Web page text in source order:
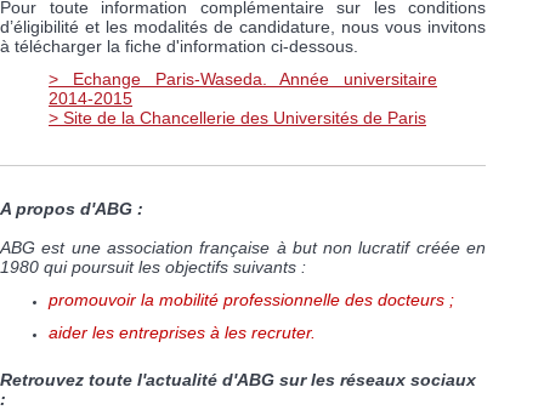
Pour toute information complémentaire sur les conditions
d’éligibilité et les modalités de candidature, nous vous invitons
à télécharger la fiche d'information ci-dessous.
> Echange Paris-Waseda. Année universitaire
2014-2015
> Site de la Chancellerie des Universités de Paris
A propos d'ABG :
ABG est une association française à but non lucratif créée en
1980 qui poursuit les objectifs suivants :
promouvoir la mobilité professionnelle des docteurs ;
aider les entreprises à les recruter.
Retrouvez toute l'actualité d'ABG sur les réseaux sociaux
: